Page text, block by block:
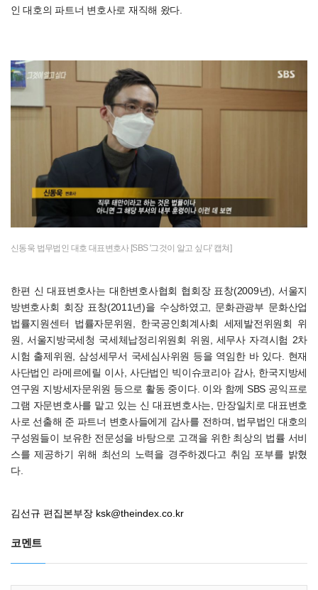
인 대호의 파트너 변호사로 재직해 왔다.
신동욱 법무법인 대호 대표변호사 [SBS '그것이 알고 싶다' 캡쳐]
한편 신 대표변호사는 대한변호사협회 협회장 표창(2009년), 서울지
방변호사회 회장 표창(2011년)을 수상하였고, 문화관광부 문화산업
법률지원센터 법률자문위원, 한국공인회계사회 세제발전위원회 위
원, 서울지방국세청 국세체납정리위원회 위원, 세무사 자격시험 2차
시험 출제위원, 삼성세무서 국세심사위원 등을 역임한 바 있다. 현재
사단법인 라메르에릴 이사, 사단법인 빅이슈코리아 감사, 한국지방세
연구원 지방세자문위원 등으로 활동 중이다. 이와 함께 SBS 공익프로
그램 자문변호사를 맡고 있는 신 대표변호사는, 만장일치로 대표변호
사로 선출해 준 파트너 변호사들에게 감사를 전하며, 법무법인 대호의
구성원들이 보유한 전문성을 바탕으로 고객을 위한 최상의 법률 서비
스를 제공하기 위해 최선의 노력을 경주하겠다고 취임 포부를 밝혔
다.
김선규 편집본부장 ksk@theindex.co.kr
코멘트